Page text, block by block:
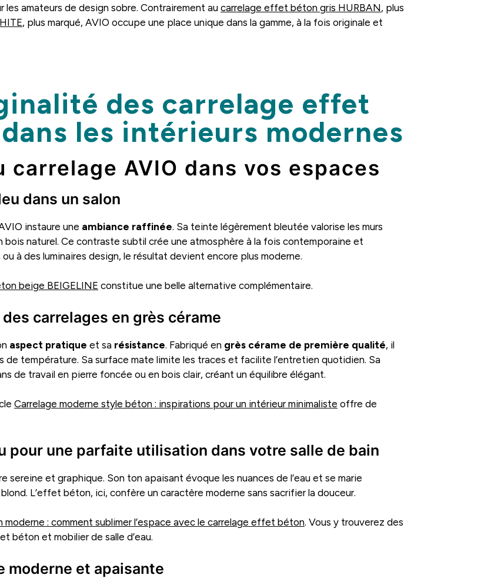
amateurs de design sobre. Contrairement au carrelage effet béton gris HURBAN, plus
, plus marqué, AVIO occupe une place unique dans la gamme, à la fois originale et
des carrelage effet
les intérieurs modernes
carrelage AVIO dans vos espaces
dans un salon
instaure une ambiance raffinée. Sa teinte légèrement bleutée valorise les murs
bois naturel. Ce contraste subtil crée une atmosphère à la fois contemporaine et
à des luminaires design, le résultat devient encore plus moderne.
beige BEIGELINE constitue une belle alternative complémentaire.
carrelages en grès cérame
aspect pratique et sa résistance. Fabriqué en grès cérame de première qualité, il
température. Sa surface mate limite les traces et facilite l’entretien quotidien. Sa
de travail en pierre foncée ou en bois clair, créant un équilibre élégant.
Carrelage moderne style béton : inspirations pour un intérieur minimaliste offre de
pour une parfaite utilisation dans votre salle de bain
sereine et graphique. Son ton apaisant évoque les nuances de l’eau et se marie
L’effet béton, ici, confère un caractère moderne sans sacrifier la douceur.
moderne : comment sublimer l’espace avec le carrelage effet béton. Vous y trouverez des
béton et mobilier de salle d’eau.
moderne et apaisante